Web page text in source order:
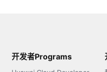
开发者Programs